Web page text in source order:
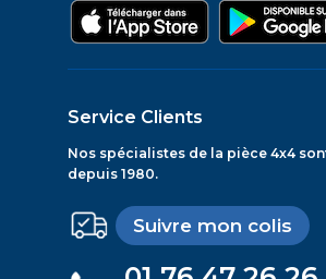
Service Clients
Nos spécialistes de la pièce 4x4
depuis 1980.
Suivre mon colis